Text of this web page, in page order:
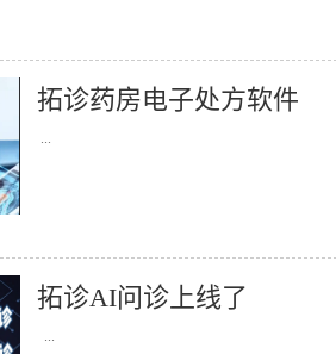
拓诊药房电子处方软件
...
拓诊AI问诊上线了
...